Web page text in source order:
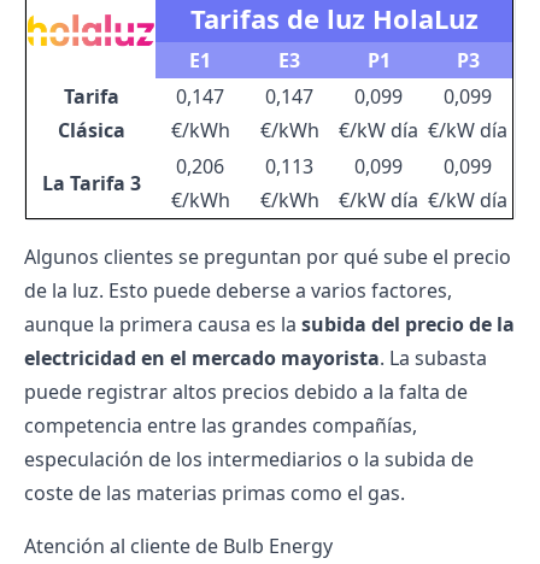
Tarifas de luz HolaLuz
E1 E3 P1
P3
Tarifa
Clásica
0,147
€/kWh
0,147
€/kWh
0,099
€/kW día
0,099
€/kW día
La Tarifa 3
0,206
€/kWh
0,113
€/kWh
0,099
€/kW día
0,099
€/kW día
Algunos clientes se preguntan por qué sube el precio
de la luz. Esto puede deberse a varios factores,
aunque la primera causa es la subida del precio de la
electricidad en el mercado mayorista. La subasta
puede registrar altos precios debido a la falta de
competencia entre las grandes compañías,
especulación de los intermediarios o la subida de
coste de las materias primas como el gas.
Atención al cliente de Bulb Energy